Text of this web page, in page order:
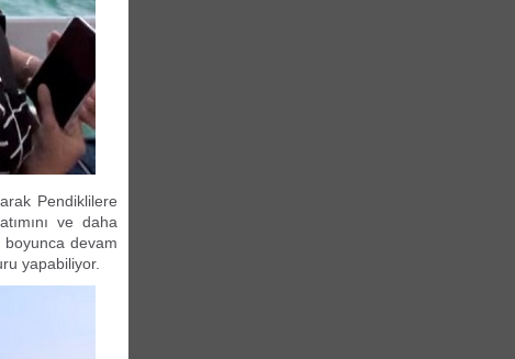
Pendiklilere
ve daha
devam
yapabiliyor.